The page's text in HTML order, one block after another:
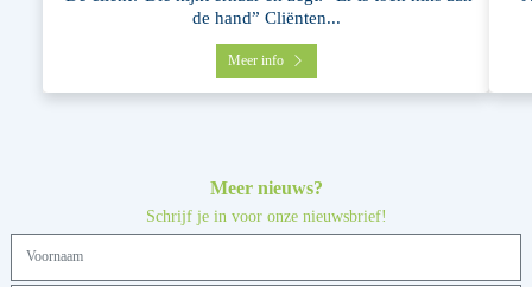
de hand” Cliënten...
Meer info
Meer nieuws?
Schrijf je in voor onze nieuwsbrief!